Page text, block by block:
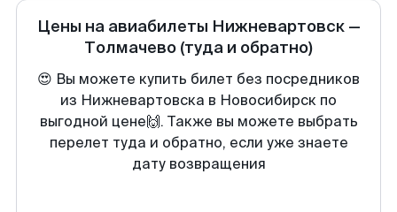
Цены на авиабилеты Нижневартовск—
Толмачево (туда и обратно)
😍 Вы можете купить билет без посредников
из Нижневартовска в Новосибирск по
выгодной цене🙌. Также вы можете выбрать
перелет туда и обратно, если уже знаете
дату возвращения